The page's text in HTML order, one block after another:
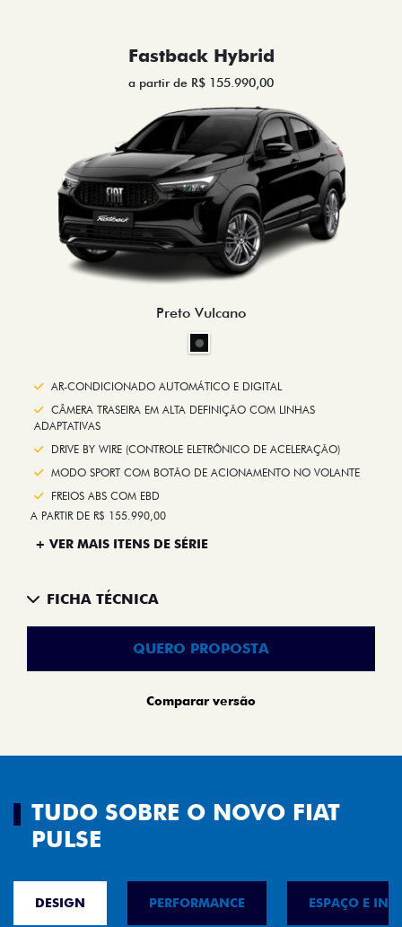
Fastback Hybrid
a partir de R$ 155.990,00
Preto Vulcano
AR-CONDICIONADO AUTOMÁTICO E DIGITAL
CÂMERA TRASEIRA EM ALTA DEFINIÇÃO COM LINHAS
ADAPTATIVAS
DRIVE BY WIRE (CONTROLE ELETRÔNICO DE ACELERAÇÃO)
MODO SPORT COM BOTÃO DE ACIONAMENTO NO VOLANTE
FREIOS ABS COM EBD
A PARTIR DE R$ 155.990,00
+ VER MAIS ITENS DE SÉRIE
FICHA TÉCNICA
QUERO PROPOSTA
Comparar versão
TUDO SOBRE O NOVO FIAT
PULSE
DESIGN PERFORMANCE ESPAÇO E